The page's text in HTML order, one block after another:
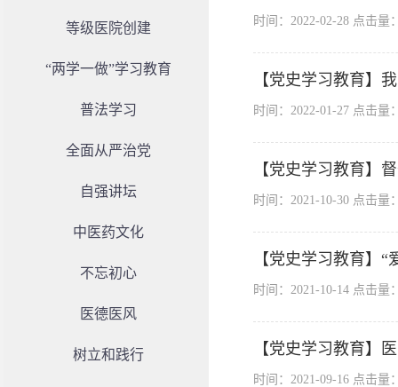
等级医院创建
“两学一做”学习教育
普法学习
全面从严治党
自强讲坛
中医药文化
不忘初心
医德医风
树立和践行
时间：2022-02-28 点击量
【党史学习教育】
时间：2022-01-27 点击量
【党史学习教育】
时间：2021-10-30 点击量
【党史学习教育】
时间：2021-10-14 点击量
【党史学习教育】
时间：2021-09-16 点击量